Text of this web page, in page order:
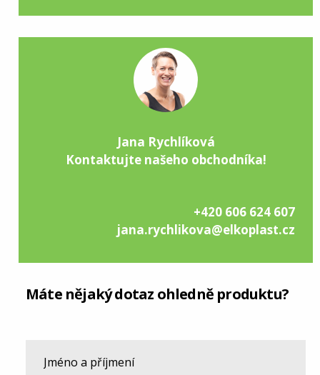
Jana Rychlíková
Kontaktujte našeho obchodníka!
+420 606 624 607
jana.rychlikova@elkoplast.cz
Máte nějaký dotaz ohledně produktu?